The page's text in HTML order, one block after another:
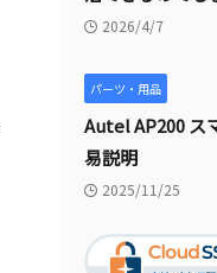
2026/4/7
パーツ・用品
Autel AP200 ス
易説明
2025/11/25